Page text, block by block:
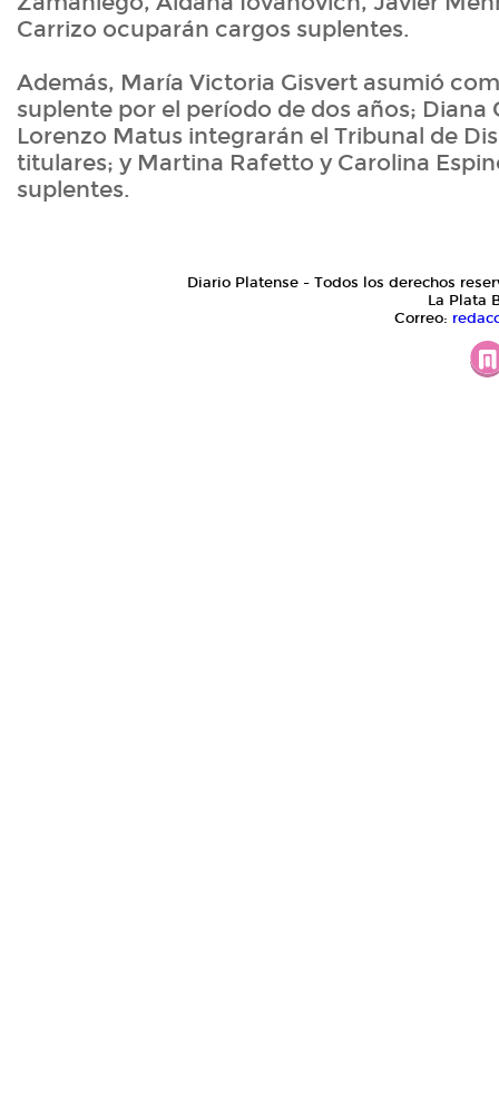
Carrizo ocuparán cargos suplentes.
Además, María Victoria Gisvert asumió
suplente por el período de dos años; Diana
Lorenzo Matus integrarán el Tribunal de
titulares; y Martina Rafetto y Carolina
suplentes.
Diario Platense - Todos los derechos
La Plata
Correo: